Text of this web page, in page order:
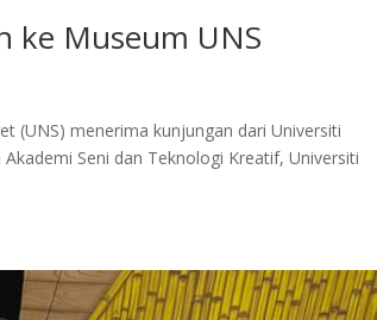
ke Museum UNS
(UNS) menerima kunjungan dari Universiti
Seni dan Teknologi Kreatif, Universiti